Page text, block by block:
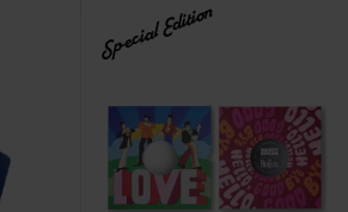
Special Edition